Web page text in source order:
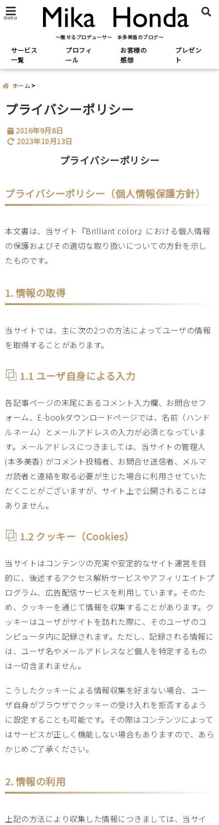
menu
～魅せるプロデューサー 本多美香のブログ～
サービス
一覧
プロフィ
ール
お客様の
感想
プレゼン
ト
ホーム
プライバシーポリシー
2016年9月8日
2023年10月13日
プライバシーポリシー
プライバシーポリシー（個人情報保護方針）
本文書は、当サイト『Brilliant color』における個人情報
の保護およびその適切な取り扱いについての方針を示し
たものです。
1. 情報の取得
当サイトでは、主に次の2つの方法によってユーザの情報
を取得することがあります。
1.1 ユーザ自身による入力
各記事ページの末尾にあるコメント入力欄、お問合せフ
ォーム、E-bookダウンロードページでは、名前（ハンド
ルネーム）とメールアドレスの入力が必須となっていま
す。メールアドレスにつきましては、当サイトの管理人
(本多美香) がコメント投稿者、お問合せ送信者、メルマ
ガ読者と連絡を取る必要が生じた場合に利用させていた
だくことがございますが、サイト上で公開されることは
ありません。
1.2 クッキー（Cookies）
当サイトはコンテンツの充実や安定的なサイト運営を目
的に、後述するアクセス解析サービスやアフィリエイトプ
ログラム、広告配信サービスを利用しています。そのた
め、クッキーを通じて情報を収集することがあります。ク
ッキーはユーザがサイトを訪れた際に、そのユーザのコ
ンピュータ内に記録されます。ただし、記録される情報に
は、ユーザ名やメールアドレスなど個人を特定するもの
は一切含まれません。
こうしたクッキーによる情報収集を好まない場合、ユー
ザ自身がブラウザでクッキーの受け入れを拒否するよう
に設定することも可能です。その際はコンテンツによって
はサービスが正しく機能しない場合もありますので、あら
かじめご了承ください。
2. 情報の利用
上記の方法により収集した情報につきましては、当サイ